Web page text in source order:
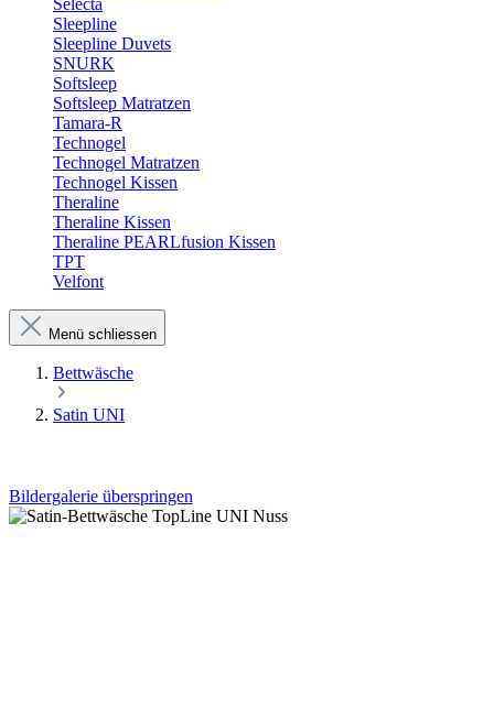
Selecta
Sleepline
Sleepline Duvets
SNURK
Softsleep
Softsleep Matratzen
Tamara-R
Technogel
Technogel Matratzen
Technogel Kissen
Theraline
Theraline Kissen
Theraline PEARLfusion Kissen
TPT
Velfont
Menü schliessen
Bettwäsche
Satin UNI
Bildergalerie überspringen